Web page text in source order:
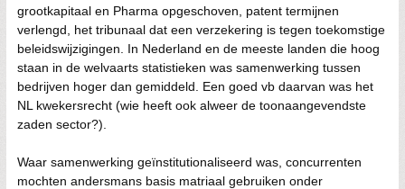
grootkapitaal en Pharma opgeschoven, patent termijnen
verlengd, het tribunaal dat een verzekering is tegen toekomstige
beleidswijzigingen. In Nederland en de meeste landen die hoog
staan in de welvaarts statistieken was samenwerking tussen
bedrijven hoger dan gemiddeld. Een goed vb daarvan was het
NL kwekersrecht (wie heeft ook alweer de toonaangevendste
zaden sector?).
Waar samenwerking geïnstitutionaliseerd was, concurrenten
mochten andersmans basis matriaal gebruiken onder